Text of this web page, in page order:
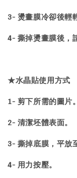
3- 燙畫膜冷卻後輕
4- 撕掉燙畫膜後，
★水晶貼使用方式
1- 剪下所需的圖片。
2- 清潔坯體表面。
3- 撕掉底膜，平放
4- 用力按壓。